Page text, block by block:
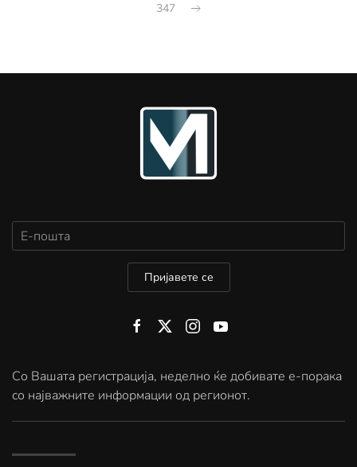
347
Пријавете се
Со Вашата регистрација, неделно ќе добивате е-порака
со најважните информации од регионот.